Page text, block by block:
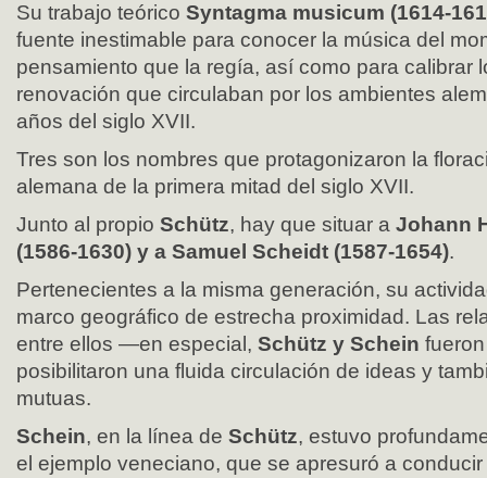
Su trabajo teórico Syntagma musicum (1614-
fuente inestimable para conocer la música del
pensamiento que la regía, así como para calibrar
renovación que circulaban por los ambientes
años del siglo XVII.
Tres son los nombres que protagonizaron la
alemana de la primera mitad del siglo XVII.
Junto al propio Schütz, hay que situar a Johann
(1586-1630) y a Samuel Scheidt (1587-1654).
Pertenecientes a la misma generación, su
marco geográfico de estrecha proximidad. Las
entre ellos —en especial, Schütz y Schein
posibilitaron una fluida circulación de ideas y
mutuas.
Schein, en la línea de Schütz, estuvo
el ejemplo veneciano, que se apresuró a